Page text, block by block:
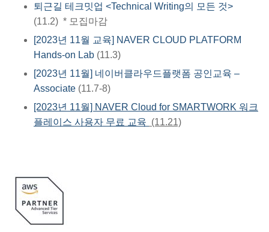
퇴근길 테크밋업 <Technical Writing의 모든 것>
(11.2) * 모집마감
[2023년 11월 교육] NAVER CLOUD PLATFORM
Hands-on Lab (11.3)
[2023년 11월] 네이버클라우드플랫폼 공인교육 –
Associate (11.7-8)
[2023년 11월] NAVER Cloud for SMARTWORK 워크
플레이스 사용자 무료 교육 (11.21)